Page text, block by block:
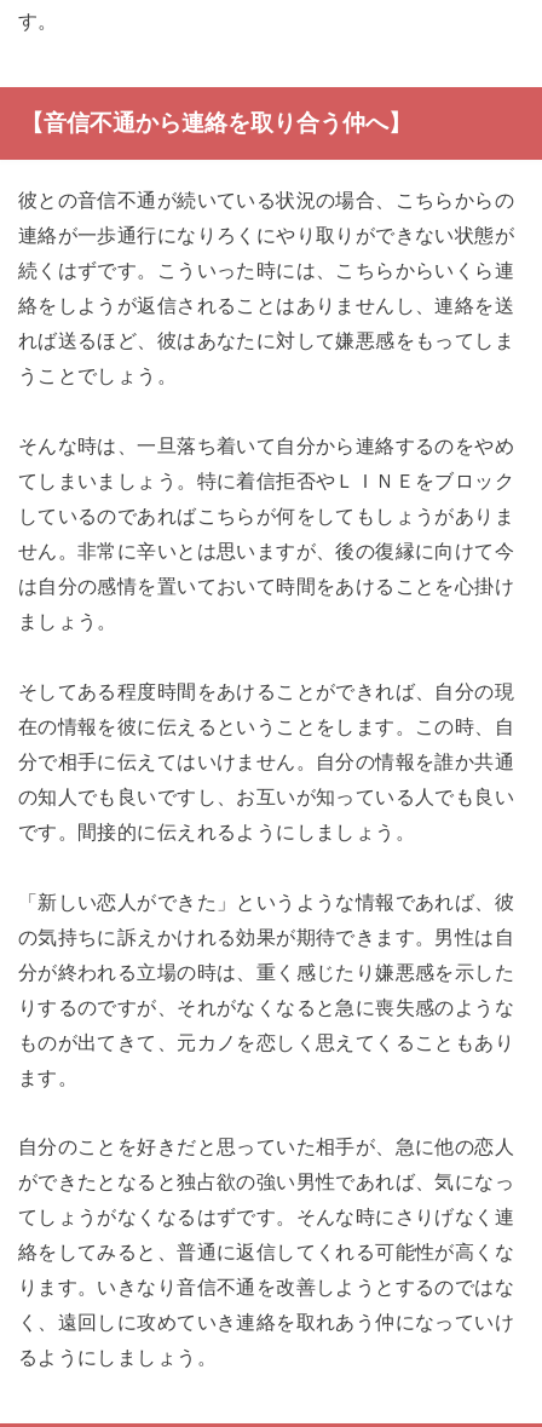
す。
【音信不通から連絡を取り合う仲へ】
彼との音信不通が続いている状況の場合、こちらからの
連絡が一歩通行になりろくにやり取りができない状態が
続くはずです。こういった時には、こちらからいくら連
絡をしようが返信されることはありませんし、連絡を送
れば送るほど、彼はあなたに対して嫌悪感をもってしま
うことでしょう。
そんな時は、一旦落ち着いて自分から連絡するのをやめ
てしまいましょう。特に着信拒否やＬＩＮＥをブロック
しているのであればこちらが何をしてもしょうがありま
せん。非常に辛いとは思いますが、後の復縁に向けて今
は自分の感情を置いておいて時間をあけることを心掛け
ましょう。
そしてある程度時間をあけることができれば、自分の現
在の情報を彼に伝えるということをします。この時、自
分で相手に伝えてはいけません。自分の情報を誰か共通
の知人でも良いですし、お互いが知っている人でも良い
です。間接的に伝えれるようにしましょう。
「新しい恋人ができた」というような情報であれば、彼
の気持ちに訴えかけれる効果が期待できます。男性は自
分が終われる立場の時は、重く感じたり嫌悪感を示した
りするのですが、それがなくなると急に喪失感のような
ものが出てきて、元カノを恋しく思えてくることもあり
ます。
自分のことを好きだと思っていた相手が、急に他の恋人
ができたとなると独占欲の強い男性であれば、気になっ
てしょうがなくなるはずです。そんな時にさりげなく連
絡をしてみると、普通に返信してくれる可能性が高くな
ります。いきなり音信不通を改善しようとするのではな
く、遠回しに攻めていき連絡を取れあう仲になっていけ
るようにしましょう。